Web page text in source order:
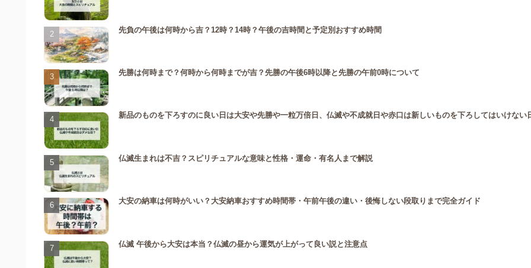
先負の午後は何時から吉？12時？14時？午後の吉時間と予定別おすすめ時間
先勝は何時まで？何時から何時までが吉？先勝の午後6時以降と先勝の午前0時について
新品のものを下ろすのに良い日は大安や先勝や一粒万倍日、仏滅や不成就日や赤口は新しいものを下ろしてはいけない
仏滅生まれは不吉？スピリチュアルな意味と性格・運命・有名人まで解説
大安の納車は何時がいい？大安納車おすすめ時間帯・午前午後の違い・後悔しない段取りまで完全ガイド
仏滅 午後から大安は本当？仏滅の昼から運気が上がって良い説と注意点